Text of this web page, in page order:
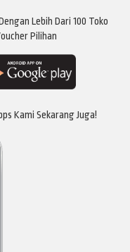
Lebih Dari 100 Toko
Pilihan
Kami Sekarang Juga!